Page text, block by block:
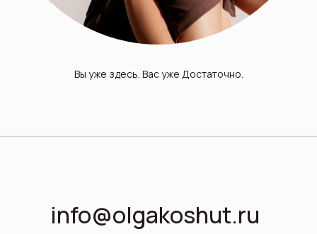
Вы уже здесь. Вас уже Достаточно.
info@olgakoshut.ru